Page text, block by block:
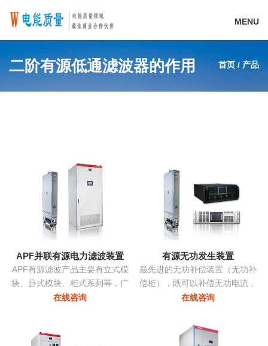
MENU
首页 / 产品
二阶有源低通滤波器的作用
APF并联有源电力滤波装置
APF有源滤波产品主要有立式模
块、卧式模块、柜式系列等，广
泛应用多种负载产生的谐波。
在线咨询
有源无功发生装置
最先进的无功补偿装置（无功补
偿柜），既可以补偿无功电流，
亦可补偿谐波电流，改善三相不
制系统振荡...
在线咨询